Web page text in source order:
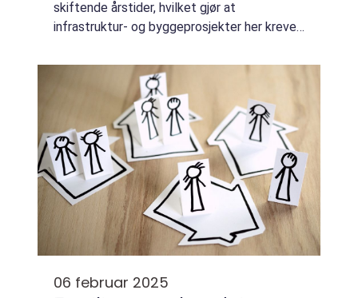
skiftende årstider, hvilket gjør at
infrastruktur- og byggeprosjekter her krever
06 februar 2025